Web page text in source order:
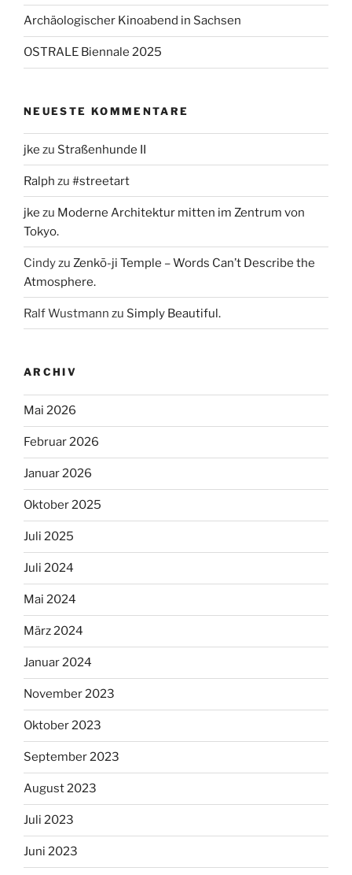
Archäologischer Kinoabend in Sachsen
OSTRALE Biennale 2025
NEUESTE KOMMENTARE
jke zu Straßenhunde II
Ralph zu #streetart
jke zu Moderne Architektur mitten im Zentrum von
Tokyo.
Cindyzu Zenkō-ji Temple – Words Can’t Describe the
Atmosphere.
Ralf Wustmann zu Simply Beautiful.
ARCHIV
Mai 2026
Februar 2026
Januar 2026
Oktober 2025
Juli 2025
Juli 2024
Mai 2024
März 2024
Januar 2024
November 2023
Oktober 2023
September 2023
August 2023
Juli 2023
Juni 2023